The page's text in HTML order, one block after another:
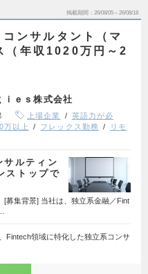
掲載期間 26/08/05～26/08/18
ンサルタント（マ
（年収1020万円～2
ｅｓ株式会社
上場企業
英語力が必
万以上 フレックス勤務
リモ
ルティン
ストップで
[募集背景] 当社は、独立系金融／Fint
Fintech領域に特化した独立系コンサ